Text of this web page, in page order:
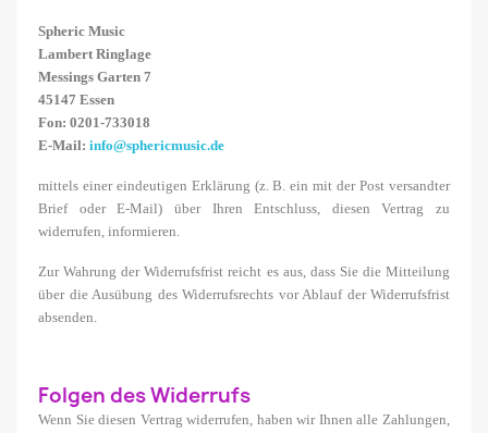
Spheric Music
Lambert Ringlage
Messings Garten 7
45147 Essen
Fon: 0201-733018
E-Mail: info@sphericmusic.de
mittels einer eindeutigen Erklärung (z. B. ein mit der Post versandter
Brief oder E-Mail) über Ihren Entschluss, diesen Vertrag zu
widerrufen, informieren.
Zur Wahrung der Widerrufsfrist reicht es aus, dass Sie die Mitteilung
über die Ausübung des Widerrufsrechts vor Ablauf der Widerrufsfrist
absenden.
Folgen des Widerrufs
Wenn Sie diesen Vertrag widerrufen, haben wir Ihnen alle Zahlungen,